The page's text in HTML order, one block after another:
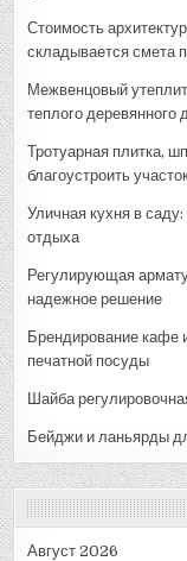
Стоимость
складывается смета
Межвенцовый
теплого деревянного
Тротуарная плитка,
благоустроить
Уличная кухня в
отдыха
Регулирующая
надежное решение
Брендирование кафе
печатной посуды
Шайба
Бейджи и ланьярды
Август 2026